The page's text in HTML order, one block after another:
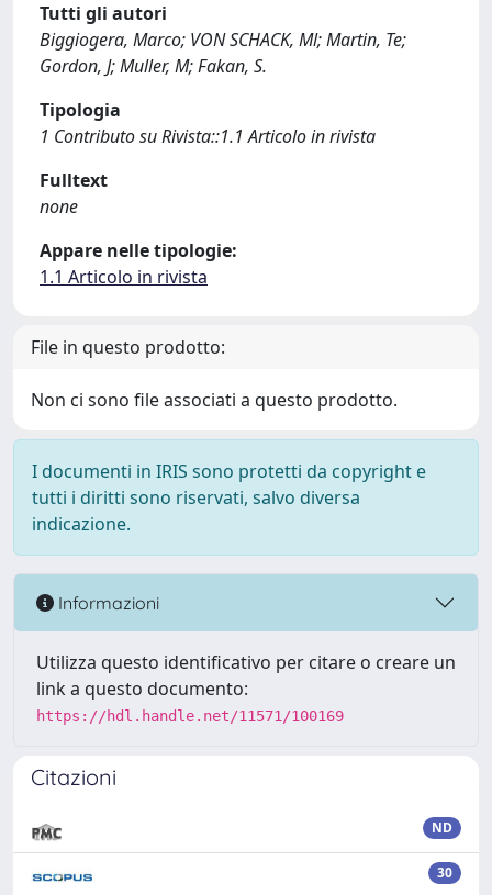
Tutti gli autori
Biggiogera, Marco; VON SCHACK, Ml; Martin, Te;
Gordon, J; Muller, M; Fakan, S.
Tipologia
1 Contributo su Rivista::1.1 Articolo in rivista
Fulltext
none
Appare nelle tipologie:
1.1 Articolo in rivista
File in questo prodotto:
Non ci sono file associati a questo prodotto.
I documenti in IRIS sono protetti da copyright e
tutti i diritti sono riservati, salvo diversa
indicazione.
Informazioni
Utilizza questo identificativo per citare o creare un
link a questo documento:
https://hdl.handle.net/11571/100169
Citazioni
ND
30